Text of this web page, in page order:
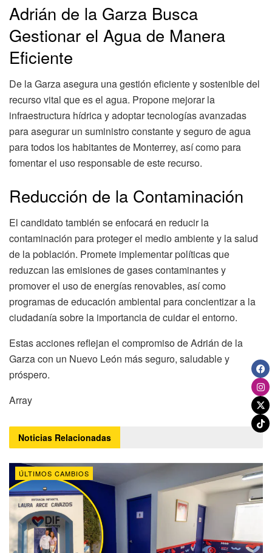
Adrián de la Garza Busca
Gestionar el Agua de Manera
Eficiente
De la Garza asegura una gestión eficiente y sostenible del
recurso vital que es el agua. Propone mejorar la
infraestructura hídrica y adoptar tecnologías avanzadas
para asegurar un suministro constante y seguro de agua
para todos los habitantes de Monterrey, así como para
fomentar el uso responsable de este recurso.
Reducción de la Contaminación
El candidato también se enfocará en reducir la
contaminación para proteger el medio ambiente y la salud
de la población. Promete implementar políticas que
reduzcan las emisiones de gases contaminantes y
promover el uso de energías renovables, así como
programas de educación ambiental para concientizar a la
ciudadanía sobre la importancia de cuidar el entorno.
Estas acciones reflejan el compromiso de Adrián de la
Garza con un Nuevo León más seguro, saludable y
próspero.
Array
Noticias Relacionadas
ÚLTIMOS CAMBIOS